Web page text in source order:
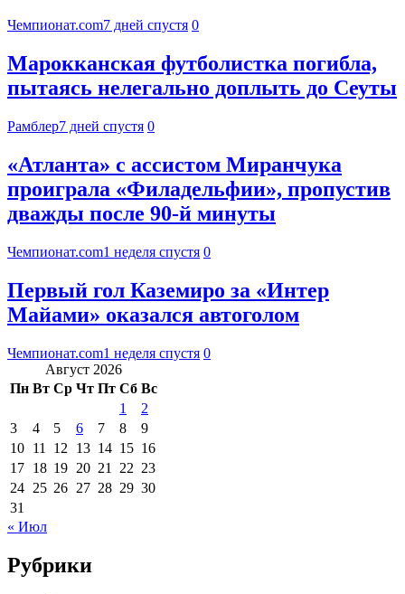
Чемпионат.com7 дней спустя 0
Марокканская футболистка погибла,
пытаясь нелегально доплыть до Сеуты
Рамблер7 дней спустя 0
«Атланта» с ассистом Миранчука
проиграла «Филадельфии», пропустив
дважды после 90-й минуты
Чемпионат.com1 неделя спустя 0
Первый гол Каземиро за «Интер
Майами» оказался автоголом
Чемпионат.com1 неделя спустя 0
Август 2026
Пн Вт Ср Чт Пт Сб Вс
1
2
3
4 5 6 7 8
9
10 11 12 13 14 15 16
17 18 19 20 21 22 23
24 25 26 27 28 29 30
31
« Июл
Рубрики